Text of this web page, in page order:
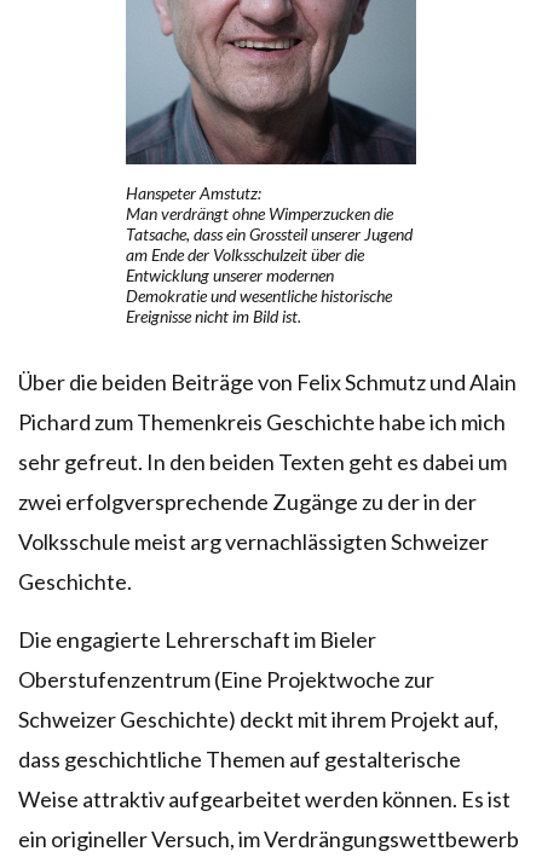
Hanspeter Amstutz:
Man verdrängt ohne Wimperzucken die
Tatsache, dass ein Grossteil unserer Jugend
am Ende der Volksschulzeit über die
Entwicklung unserer modernen
Demokratie und wesentliche historische
Ereignisse nicht im Bild ist.
Über die beiden Beiträge von Felix Schmutz und Alain
Pichard zum Themenkreis Geschichte habe ich mich
sehr gefreut. In den beiden Texten geht es dabei um
zwei erfolgversprechende Zugänge zu der in der
Volksschule meist arg vernachlässigten Schweizer
Geschichte.
Die engagierte Lehrerschaft im Bieler
Oberstufenzentrum (Eine Projektwoche zur
Schweizer Geschichte) deckt mit ihrem Projekt auf,
dass geschichtliche Themen auf gestalterische
Weise attraktiv aufgearbeitet werden können. Es ist
ein origineller Versuch, im Verdrängungswettbewerb